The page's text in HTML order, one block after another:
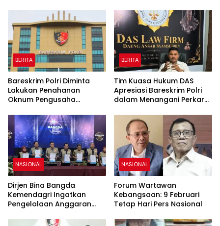
Ilegal
BERITA
Bareskrim Polri Diminta
Lakukan Penahanan
Oknum Pengusaha
Resmi Jadi Tersangka
BERITA
Tim Kuasa Hukum DAS
Apresiasi Bareskrim Polri
dalam Menangani Perkara
Energi Indonesia
NASIONAL
Dirjen Bina Bangda
Kemendagri Ingatkan
Pengelolaan Anggaran
NASIONAL
Forum Wartawan
Kebangsaan: 9 Februari
Tetap Hari Pers Nasional